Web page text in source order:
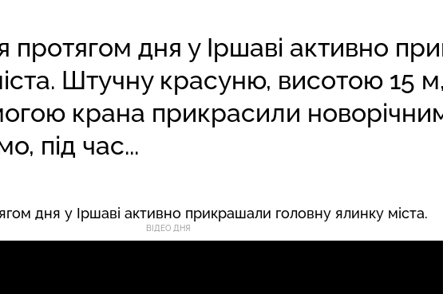
протягом дня у Іршаві активно
Штучну красуню, висотою 15 м,
крана прикрасили
під час...
дня у Іршаві активно прикрашали головну ялинку міста.
ВІДЕО ДНЯ